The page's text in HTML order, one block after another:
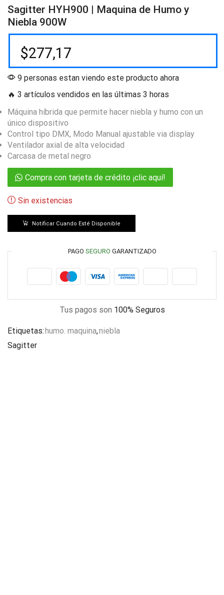
Sagitter HYH900 | Maquina de Humo y
Niebla 900W
$277,17
9 personas estan viendo este producto ahora
🔥 3 artículos vendidos en las últimas 3 horas
Máquina híbrida que permite hacer niebla y humo con un
único dispositivo
Control tipo DMX, Modo Manual ajustable via display
Ventilador axial de alta velocidad
Carcasa de metal negro
Compra con tarjeta de crédito ¡clic aquí!
Sin existencias
Notificar Cuando Esté Disponible
PAGO SEGURO GARANTIZADO
Tus pagos son 100% Seguros
Etiquetas:humo. maquina,niebla
Sagitter